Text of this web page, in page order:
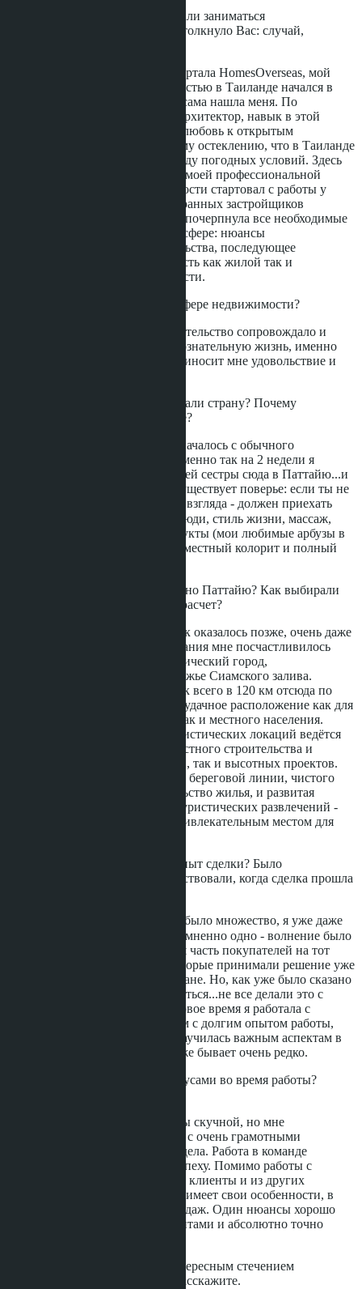
Расскажите, почему выбрали заниматься
недвижимостью? Что подтолкнуло Вас: случай,
Здравствуйте, читатели портала HomesOverseas, мой
опыт работы с недвижимостью в Таиланде начался в
2012 году. Профессия эта сама нашла меня. По
образованию я дизайнер-архитектор, навык в этой
профессии вселил в меня любовь к открытым
планировкам и витражному остеклению, что в Таиланде
очень распространено ввиду погодных условий. Здесь
лето круглый год! Начало моей профессиональной
деятельности в недвижимости стартовал с работы у
одного из крупных иностранных застройщиков
Паттайи, именно оттуда я почерпнула все необходимые
знания для работы в этой сфере: нюансы
проектирования, строительства, последующее
оформления в собственность как жилой так и
коммерческой недвижимости.
Вы всегда видели себя в сфере недвижимости?
Да, недвижимость и строительство сопровождало и
сопровождает меня всю сознательную жизнь, именно
эта сфера деятельности приносит мне удовольствие и
Вы переехали? Как выбирали страну? Почему
остановились на Таиланде?
Знакомство с Таиландом началось с обычного
туристического отдыха, именно так на 2 недели я
прилетела в компании своей сестры сюда в Паттайю...и
влюбилась в это место! Существует поверье: если ты не
влюбился в Тай с первого взгляда - должен приехать
ещё раз и влюбиться 😂 Люди, стиль жизни, массаж,
панорамные окна, еда, фрукты (мои любимые арбузы в
частности), море, солнце, местный колорит и полный
Почему Вы выбрали именно Паттайю? Как выбирали
регион? Воля случая или расчет?
конечно, воля случая, и как оказалось позже, очень даже
правильное место пребывания мне посчастливилось
выбрать. Паттайя - туристический город,
расположенный на побережье Сиамского залива.
Столица Таиланда Бангкок всего в 120 км отсюда по
скоростной трассе. Очень удачное расположение как для
иностранцев (туристов), так и местного населения.
Именно здесь, из всех туристических локаций ведётся
активная застройка как частного строительства и
низкоэтажных комплексов, так и высотных проектов.
Синтез красивой пляжной береговой линии, чистого
моря и активное строительство жилья, и развитая
инфраструктура города, туристических развлечений -
делает Паттайю самым привлекательным местом для
Расскажите про первый опыт сделки? Было
волнительно? Что Вы чувствовали, когда сделка прошла
хм...на самом деле сделок было множество, я уже даже
сбилась со счёта (😅) Несомненно одно - волнение было
100%, потому что большая часть покупателей на тот
момент были туристы, которые принимали решение уже
дистанционно в своей стране. Но, как уже было сказано
ранее, в Тай нужно влюбиться...не все делали это с
первого раза)) Вообще первое время я работала с
наставником - менеджером с долгим опытом работы,
поэтому я очень быстро научилась важным аспектам в
этой работе и волнение уже бывает очень редко.
Сталкивались ли Вы с казусами во время работы?
Без казусов работа была бы скучной, но мне
посчастливилось работать с очень грамотными
профессионалами своего дела. Работа в команде
приводила компанию к успеху. Помимо работы с
соотечественниками были клиенты и из других
государств. Каждая нация имеет свои особенности, в
том числе и в технике продаж. Один нюансы хорошо
сработают с одними клиентами и абсолютно точно
Есть ли опыт сделки с интересным стечением
обстоятельств? Если да, расскажите.